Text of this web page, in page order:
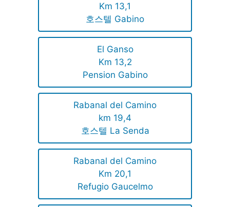
Km 13,1
호스텔 Gabino
El Ganso
Km 13,2
Pension Gabino
Rabanal del Camino
km 19,4
호스텔 La Senda
Rabanal del Camino
Km 20,1
Refugio Gaucelmo